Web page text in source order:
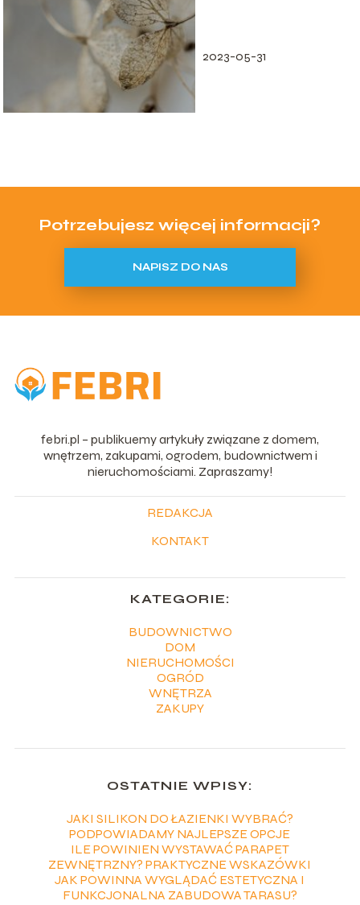
2023-05-31
Potrzebujesz więcej informacji?
NAPISZ DO NAS
febri.pl – publikuemy artykuły związane z domem,
wnętrzem, zakupami, ogrodem, budownictwem i
nieruchomościami. Zapraszamy!
REDAKCJA
KONTAKT
KATEGORIE:
BUDOWNICTWO
DOM
NIERUCHOMOŚCI
OGRÓD
WNĘTRZA
ZAKUPY
OSTATNIE WPISY:
JAKI SILIKON DO ŁAZIENKI WYBRAĆ?
PODPOWIADAMY NAJLEPSZE OPCJE
ILE POWINIEN WYSTAWAĆ PARAPET
ZEWNĘTRZNY? PRAKTYCZNE WSKAZÓWKI
JAK POWINNA WYGLĄDAĆ ESTETYCZNA I
FUNKCJONALNA ZABUDOWA TARASU?